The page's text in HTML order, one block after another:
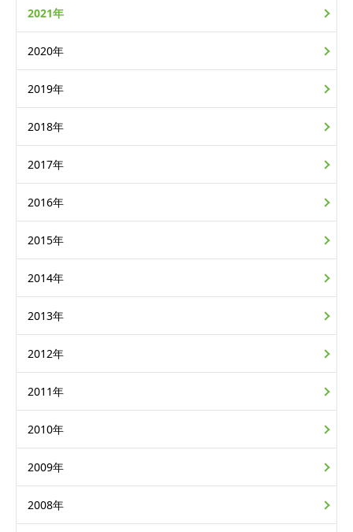
2021年
2020年
2019年
2018年
2017年
2016年
2015年
2014年
2013年
2012年
2011年
2010年
2009年
2008年